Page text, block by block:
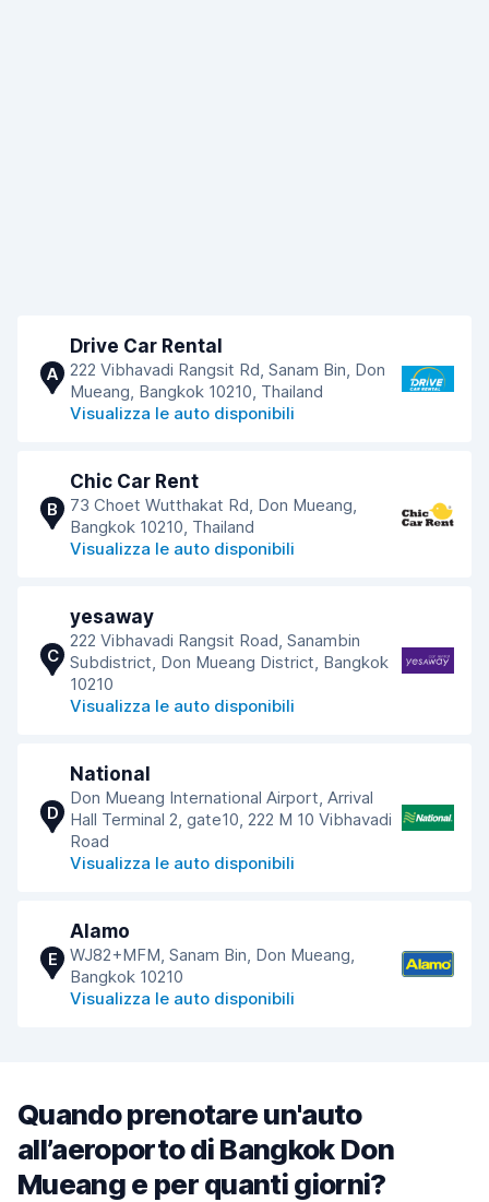
A
Drive Car Rental
222 Vibhavadi Rangsit Rd, Sanam Bin, Don
Mueang, Bangkok 10210, Thailand
Visualizza le auto disponibili
B
Chic Car Rent
73 Choet Wutthakat Rd, Don Mueang,
Bangkok 10210, Thailand
Visualizza le auto disponibili
C
yesaway
222 Vibhavadi Rangsit Road, Sanambin
Subdistrict, Don Mueang District, Bangkok
10210
Visualizza le auto disponibili
D
National
Don Mueang International Airport, Arrival
Hall Terminal 2, gate10, 222 M 10 Vibhavadi
Road
Visualizza le auto disponibili
E
Alamo
WJ82+MFM, Sanam Bin, Don Mueang,
Bangkok 10210
Visualizza le auto disponibili
Quando prenotare un'auto
all’aeroporto di Bangkok Don
Mueang e per quanti giorni?